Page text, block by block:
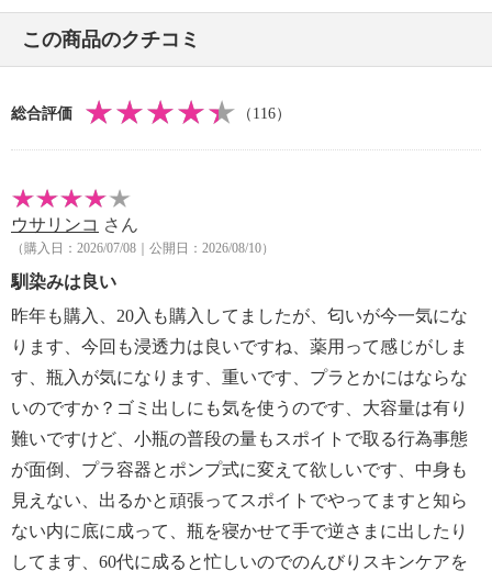
ジ表示は「美容クレンジング・洗顔料」
この商品のクチコミ
総合評価 （116）
ウサリンコ さん
（購入日：2026/07/08｜公開日：2026/08/10）
馴染みは良い
昨年も購入、20入も購入してましたが、匂いが今一気にな
ります、今回も浸透力は良いですね、薬用って感じがしま
す、瓶入が気になります、重いです、プラとかにはならな
いのですか？ゴミ出しにも気を使うのです、大容量は有り
難いですけど、小瓶の普段の量もスポイトで取る行為事態
が面倒、プラ容器とポンプ式に変えて欲しいです、中身も
見えない、出るかと頑張ってスポイトでやってますと知ら
ない内に底に成って、瓶を寝かせて手で逆さまに出したり
してます、60代に成ると忙しいのでのんびりスキンケアを